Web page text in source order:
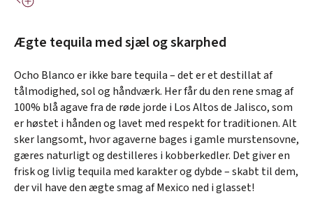
Ægte tequila med sjæl og skarphed
Ocho Blanco er ikke bare tequila – det er et destillat af
tålmodighed, sol og håndværk. Her får du den rene smag af
100% blå agave fra de røde jorde i Los Altos de Jalisco, som
er høstet i hånden og lavet med respekt for traditionen. Alt
sker langsomt, hvor agaverne bages i gamle murstensovne,
gæres naturligt og destilleres i kobberkedler. Det giver en
frisk og livlig tequila med karakter og dybde – skabt til dem,
der vil have den ægte smag af Mexico ned i glasset!